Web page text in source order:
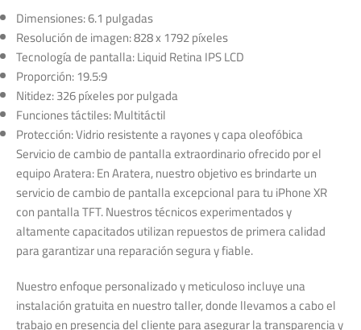
Dimensiones: 6.1 pulgadas
Resolución de imagen: 828 x 1792 píxeles
Tecnología de pantalla: Liquid Retina IPS LCD
Proporción: 19.5:9
Nitidez: 326 píxeles por pulgada
Funciones táctiles: Multitáctil
Protección: Vidrio resistente a rayones y capa oleofóbica
Servicio de cambio de pantalla extraordinario ofrecido por el
equipo Aratera: En Aratera, nuestro objetivo es brindarte un
servicio de cambio de pantalla excepcional para tu iPhone XR
con pantalla TFT. Nuestros técnicos experimentados y
altamente capacitados utilizan repuestos de primera calidad
para garantizar una reparación segura y fiable.
Nuestro enfoque personalizado y meticuloso incluye una
instalación gratuita en nuestro taller, donde llevamos a cabo el
trabajo en presencia del cliente para asegurar la transparencia y